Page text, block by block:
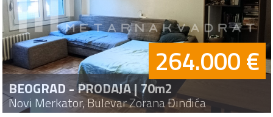
BEOGRAD - PRODAJA | 70m2
Novi Merkator, Bulevar Zorana Đinđića
264.000 €